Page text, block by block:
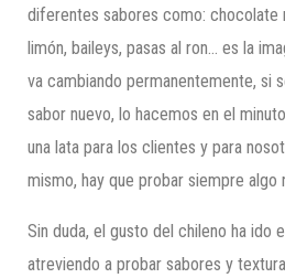
diferentes sabores como: chocolate
limón, baileys, pasas al ron… es la
va cambiando permanentemente, si
sabor nuevo, lo hacemos en el
una lata para los clientes y para
mismo, hay que probar siempre algo
Sin duda, el gusto del chileno ha ido
atreviendo a probar sabores y